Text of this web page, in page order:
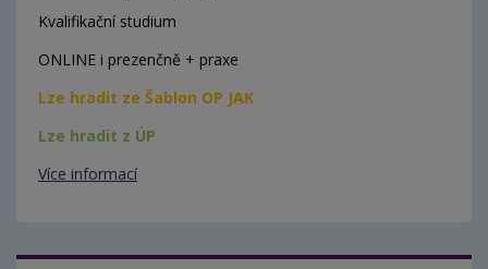
Kvalifikační studium
ONLINE i prezenčně + praxe
Lze hradit ze Šablon OP JAK
Lze hradit z ÚP
Více informací